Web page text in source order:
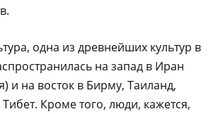
одна из древнейших культур в
на запад в Иран
и на восток в Бирму, Таиланд,
Кроме того, люди, кажется,